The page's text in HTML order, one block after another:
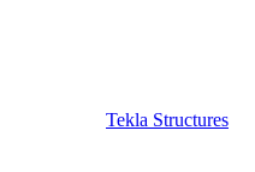
Tekla Structures